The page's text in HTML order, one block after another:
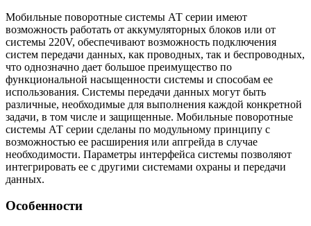
Мобильные поворотные системы АТ серии имеют
возможность работать от аккумуляторных блоков или от
системы 220V, обеспечивают возможность подключения
систем передачи данных, как проводных, так и беспроводных,
что однозначно дает большое преимущество по
функциональной насыщенности системы и способам ее
использования. Системы передачи данных могут быть
различные, необходимые для выполнения каждой конкретной
задачи, в том числе и защищенные. Мобильные поворотные
системы АТ серии сделаны по модульному принципу с
возможностью ее расширения или апгрейда в случае
необходимости. Параметры интерфейса системы позволяют
интегрировать ее с другими системами охраны и передачи
данных.
Особенности